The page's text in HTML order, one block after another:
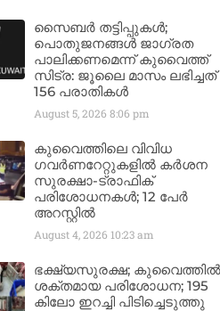
സൈബർ തട്ടിപ്പുകൾ;
പൊതുജനങ്ങൾ ജാഗ്രത
പാലിക്കണമെന്ന് കുവൈത്ത്
സിട്ര: ജൂലൈ മാസം ലഭിച്ചത്
156 പരാതികൾ
August 5, 2026 8:06 pm
കുവൈത്തിലെ വിവിധ
ഗവർണറേറ്റുകളിൽ കർശന
സുരക്ഷാ-ട്രാഫിക്
പരിശോധനകൾ; 12 പേർ
അറസ്റ്റിൽ
August 4, 2026 10:23 am
ഭക്ഷ്യസുരക്ഷ; കുവൈത്തിൽ
ശക്തമായ പരിശോധന; 195
കിലോ ഇറച്ചി പിടിച്ചെടുത്തു